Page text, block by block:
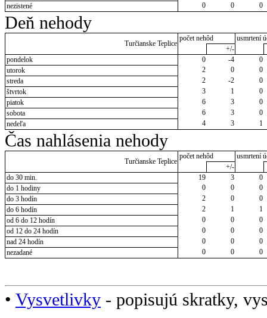
nezistené
0 0 0
Deň nehody
Turčianske Teplice
počet nehôd
usmrtení
+/-
pondelok
0 -4
0
utorok
2 0
0
streda
2 -2
0
štvrtok
3 1
0
piatok
6 3
0
sobota
6 3
0
nedeľa
4 3 1
Čas nahlásenia nehody
Turčianske Teplice
počet nehôd
usmrtení
+/-
do 30 min.
19 3
0
do 1 hodiny
0 0
0
do 3 hodín
2 0
0
do 6 hodín
2 1
1
od 6 do 12 hodín
0 0
0
od 12 do 24 hodín
0 0
0
nad 24 hodín
0 0
0
nezadané
0 0 0
• Vysvetlivky - popisujú skratky,